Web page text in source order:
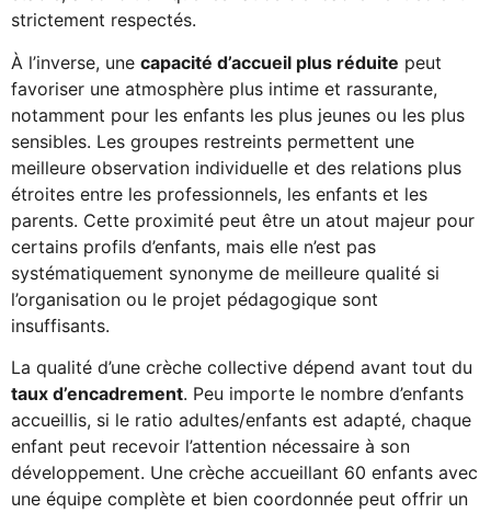
strictement respectés.
À l’inverse, une capacité d’accueil plus réduite peut
favoriser une atmosphère plus intime et rassurante,
notamment pour les enfants les plus jeunes ou les plus
sensibles. Les groupes restreints permettent une
meilleure observation individuelle et des relations plus
étroites entre les professionnels, les enfants et les
parents. Cette proximité peut être un atout majeur pour
certains profils d’enfants, mais elle n’est pas
systématiquement synonyme de meilleure qualité si
l’organisation ou le projet pédagogique sont
insuffisants.
La qualité d’une crèche collective dépend avant tout du
taux d’encadrement. Peu importe le nombre d’enfants
accueillis, si le ratio adultes/enfants est adapté, chaque
enfant peut recevoir l’attention nécessaire à son
développement. Une crèche accueillant 60 enfants avec
une équipe complète et bien coordonnée peut offrir un